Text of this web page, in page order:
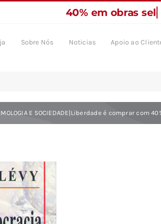
Sobre Nós Noticias Apoio ao
E SOCIEDADE|Liberdade é comprar com